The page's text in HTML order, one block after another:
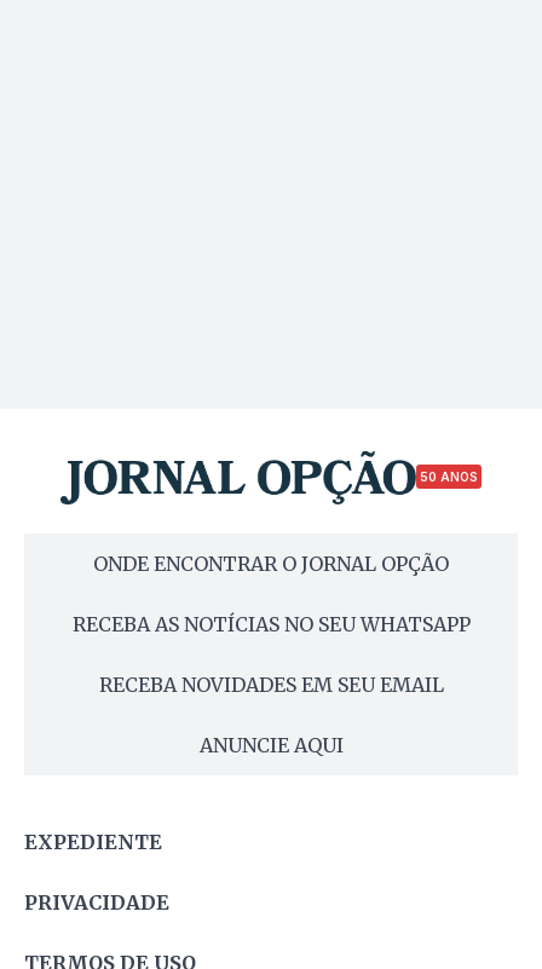
50 ANOS
ONDE ENCONTRAR O JORNAL OPÇÃO
RECEBA AS NOTÍCIAS NO SEU WHATSAPP
RECEBA NOVIDADES EM SEU EMAIL
ANUNCIE AQUI
EXPEDIENTE
PRIVACIDADE
TERMOS DE USO